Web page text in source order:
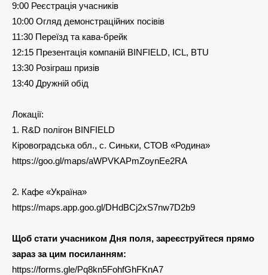
9:00 Реєстрація учасників
10:00 Огляд демонстраційних посівів
11:30 Переїзд та кава-брейк
12:15 Презентація компаній BINFIELD, ICL, BTU
13:30 Розіграш призів
13:40 Дружній обід
Локації:
1. R&D полігон BINFIELD
Кіровоградська обл., с. Синьки, СТОВ «Родина»
https://goo.gl/maps/aWPVKAPmZoynEe2RA
2. Кафе «Україна»
https://maps.app.goo.gl/DHdBCj2xS7nw7D2b9
Щоб стати учасником Дня поля, зареєструйтеся прямо
зараз за цим посиланням:
https://forms.gle/Pq8kn5FohfGhFKnA7